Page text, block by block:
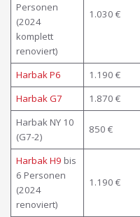
Personen
(2024
komplett
renoviert)
1.030 €
Harbak P6 1.190 €
Harbak G7
1.870 €
Harbak NY 10
(G7-2)
850 €
Harbak H9 bis
6 Personen
(2024
renoviert)
1.190 €